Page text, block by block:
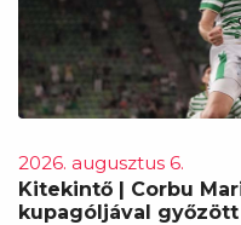
2026. augusztus 6.
Kitekintő | Corbu
kupagóljával